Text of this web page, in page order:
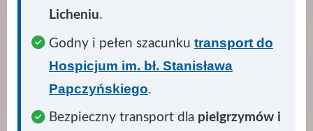
Licheniu.
Godny i pełen szacunku transport do
Hospicjum im. bł. Stanisława
Papczyńskiego.
Bezpieczny transport dla pielgrzymów i